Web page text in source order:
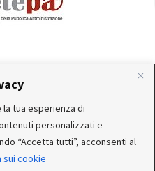
tua esperienza di
personalizzati e
“Accetta tutti”, acconsenti al
sui cookie
alcune aziende
sospendere o rallentare
questo motivo, gli
- Ferramenta - arredo)
DOPO IL 25-08-
Venerdì dalle 10:30 alle